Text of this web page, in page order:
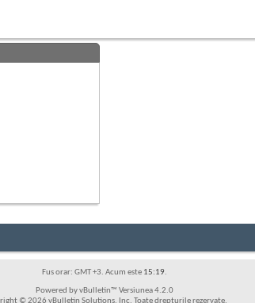
Fus orar: GMT +3. Acum este 15:19.
Powered by vBulletin™ Versiunea 4.2.0